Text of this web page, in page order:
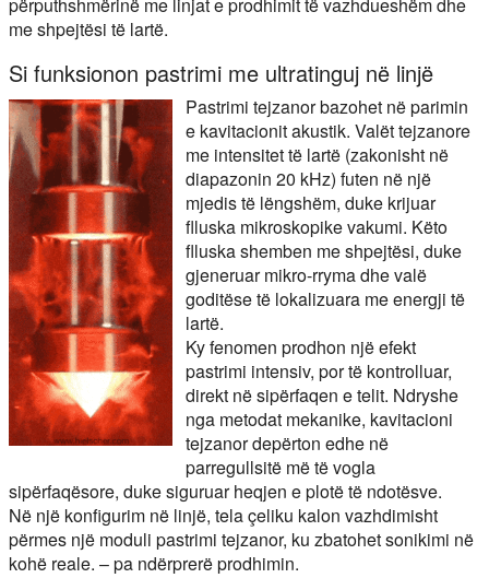
përputhshmërinë me linjat e prodhimit të vazhdueshëm dhe
me shpejtësi të lartë.
Si funksionon pastrimi me ultratinguj në linjë
Pastrimi tejzanor bazohet në parimin
e kavitacionit akustik. Valët tejzanore
me intensitet të lartë (zakonisht në
diapazonin 20 kHz) futen në një
mjedis të lëngshëm, duke krijuar
flluska mikroskopike vakumi. Këto
flluska shemben me shpejtësi, duke
gjeneruar mikro-rryma dhe valë
goditëse të lokalizuara me energji të
lartë.
Ky fenomen prodhon një efekt
pastrimi intensiv, por të kontrolluar,
direkt në sipërfaqen e telit. Ndryshe
nga metodat mekanike, kavitacioni
tejzanor depërton edhe në
parregullsitë më të vogla
sipërfaqësore, duke siguruar heqjen e plotë të ndotësve.
Në një konfigurim në linjë, tela çeliku kalon vazhdimisht
përmes një moduli pastrimi tejzanor, ku zbatohet sonikimi në
kohë reale. – pa ndërprerë prodhimin.